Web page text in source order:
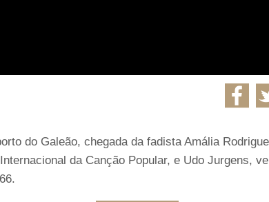
do Galeão, chegada da fadista Amália
da Canção Popular, e Udo Jurgens,